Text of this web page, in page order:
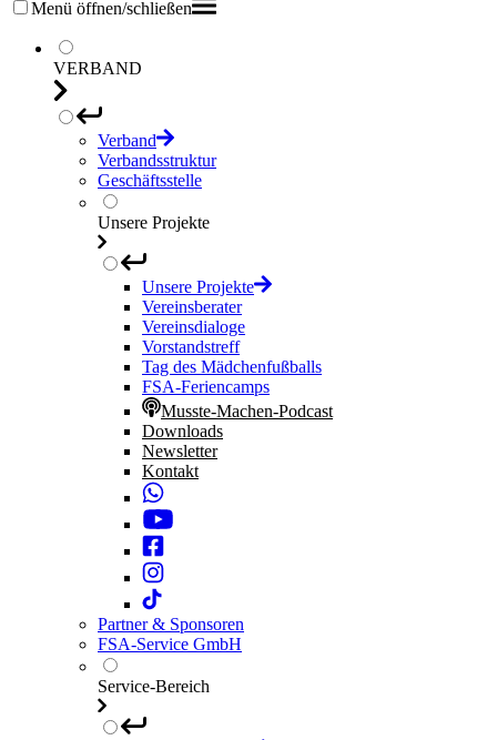
Menü öffnen/schließen
VERBAND
Verband
Verbandsstruktur
Geschäftsstelle
Unsere Projekte
Unsere Projekte
Vereinsberater
Vereinsdialoge
Vorstandstreff
Tag des Mädchenfußballs
FSA-Feriencamps
Musste-Machen-Podcast
Downloads
Newsletter
Kontakt
Partner & Sponsoren
FSA-Service GmbH
Service-Bereich